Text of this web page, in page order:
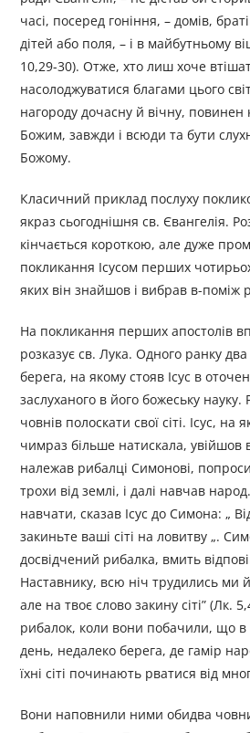
часі, посеред гоніння, – домів,
дітей або поля, – і в майбутньому
10,29-30). Отже, хто лиш хоче
насолоджуватися благами цього
нагороду дочасну й вічну, повинен
Божим, завжди і всюди та бути
Божому.
Класичний приклад послуху
якраз сьогоднішня св. Євангелія.
кінчається короткою, але дуже
покликання Ісусом перших
яких він знайшов і вибрав в-поміж
На покликання перших апостолів
розказує св. Лука. Одного ранку
берега, на якому стояв Ісус в
заслуханого в його божеську
човнів полоскати свої сіті. Ісус,
чимраз більше натискала, увійшов
належав рибалці Симонові,
трохи від землі, і далі навчав
навчати, сказав Ісус до Симона: „
закиньте ваші сіті на ловитву „.
досвідчений рибалка, вмить
Наставнику, всю ніч трудились ми
але на твоє слово закину сіті” (Лк.
рибалок, коли вони побачили, що в
день, недалеко берега, де гамір
їхні сіті починають рватися від
Вони наповнили ними обидва